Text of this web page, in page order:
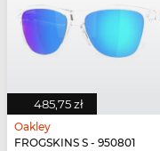
485,75 zł
Oakley
FROGSKINS S - 950801